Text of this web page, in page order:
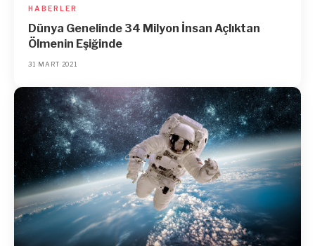
HABERLER
Dünya Genelinde 34 Milyon İnsan Açlıktan
Ölmenin Eşiğinde
31 MART 2021